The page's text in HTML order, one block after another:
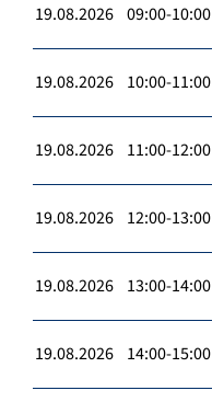
19.08.2026 09:00-10:00
19.08.2026 10:00-11:00
19.08.2026 11:00-12:00
19.08.2026 12:00-13:00
19.08.2026 13:00-14:00
19.08.2026 14:00-15:00